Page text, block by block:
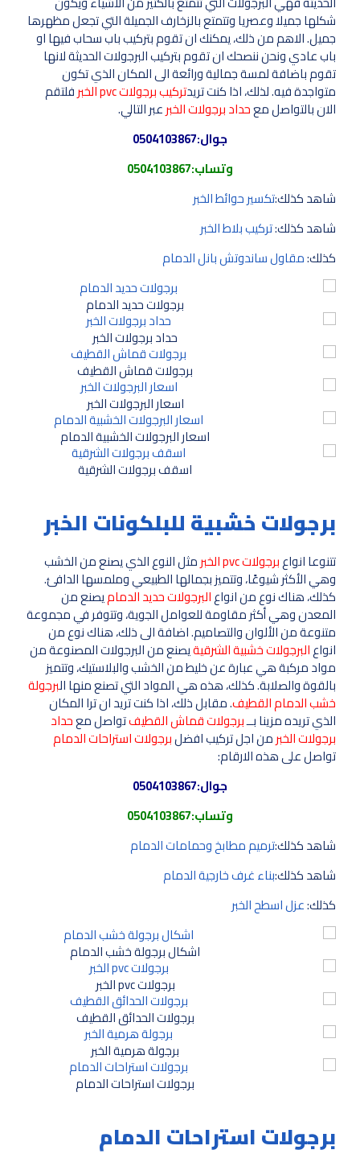
شكلها جميلا وعصريا وتتمتع بالزخارف الجميلة التي تجعل مظهرها
جميل. الاهم من ذلك، يمكنك ان تقوم بتركيب باب سحاب فيها او
باب عادي ونحن ننصحك ان تقوم بتركيب البرجولات الحديثة لانها
تقوم باضافة لمسة جمالية ورائعة الى المكان الذي تكون
متواجدة فيه. لذلك، اذا كنت تريدتركيب برجولات pvc الخبر فلتقم
الان بالتواصل معحداد برجولات الخبرعبر التالي.
جوال:0504103867
وتساب:0504103867
شاهد كذلك:تكسير حوائط الخبر
شاهد كذلك:تركيب بلاط الخبر
كذلك:مقاول ساندوتش بانل الدمام
برجولات حديد الدمام
حداد برجولات الخبر
برجولات قماش القطيف
اسعار البرجولات الخبر
اسعار البرجولات الخشبية الدمام
اسقف برجولات الشرقية
برجولات خشبية للبلكونات الخبر
تتنوعا انواعبرجولات pvc الخبر مثل النوع الذي يصنع من الخشب
وهي الأكثر شيوعًا، وتتميز بجمالها الطبيعي وملمسها الدافئ.
كذلك، هناك نوع من انواعالبرجولات حديد الدماميصنع من
المعدن وهي أكثر مقاومة للعوامل الجوية، وتتوفر في مجموعة
متنوعة من الألوان والتصاميم. اضافة الى ذلك، هناك نوع من
انواعالبرجولات خشبية الشرقيةيصنع من البرجولات المصنوعة من
مواد مركبة هي عبارة عن خليط من الخشب والبلاستيك، وتتميز
بالقوة والصلابة. كذلك، هذه هي المواد التي تصنع منها البرجولة
خشب الدمام القطيف. مقابل ذلك، اذا كنت تريد ان ترا المكان
الذي تريده مزينا بــبرجولات قماش القطيفتواصل معحداد
برجولات الخبرمن اجل تركيب افضلبرجولات استراحات الدمام
تواصل على هذه الارقام:
جوال:0504103867
وتساب:0504103867
شاهد كذلك:ترميم مطابخ وحمامات الدمام
شاهد كذلك:بناء غرف خارجية الدمام
كذلك:عزل اسطح الخبر
اشكال برجولة خشب الدمام
برجولات pvc الخبر
برجولات الحدائق القطيف
برجولة هرمية الخبر
برجولات استراحات الدمام
برجولات استراحات الدمام